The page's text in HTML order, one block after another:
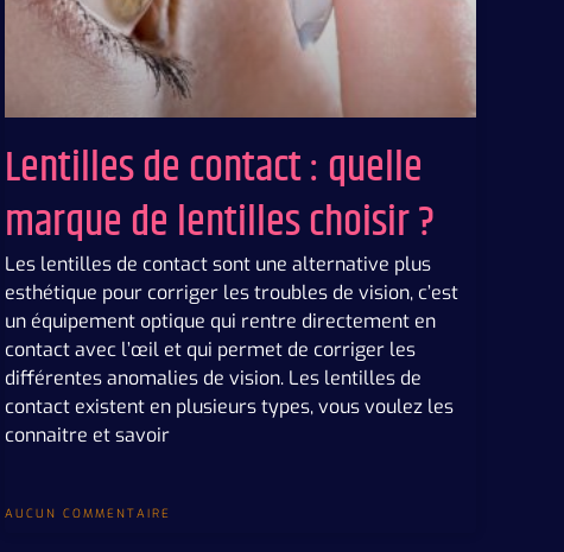
Lentilles de contact : quelle
marque de lentilles choisir ?
Les lentilles de contact sont une alternative plus
esthétique pour corriger les troubles de vision, c’est
un équipement optique qui rentre directement en
contact avec l’œil et qui permet de corriger les
différentes anomalies de vision. Les lentilles de
contact existent en plusieurs types, vous voulez les
connaitre et savoir
AUCUN COMMENTAIRE